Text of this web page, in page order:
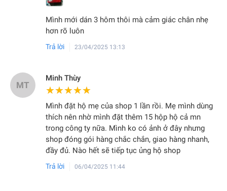
Mình mới dán 3 hôm thôi mà cảm giác chân nhẹ
hơn rõ luôn
Trả lời 23/04/2025 13:13
MT
Minh Thùy
★★★★★
★★★★★
Mình đặt hộ mẹ của shop 1 lần rồi. Mẹ mình dùng
thích nên nhờ mình đặt thêm 15 hộp hộ cả mn
trong công ty nữa. Mình ko có ảnh ở đây nhưng
shop đóng gói hàng chắc chắn, giao hàng nhanh,
đầy đủ. Nào hết sẽ tiếp tục ủng hộ shop
Trả lời 06/04/2025 11:44